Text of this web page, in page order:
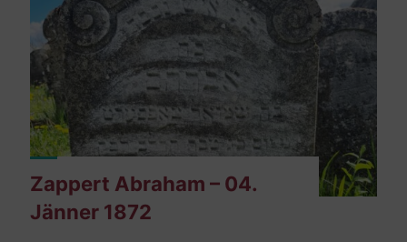
Zappert Abraham – 04.
Jänner 1872